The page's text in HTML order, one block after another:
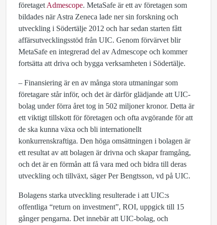
företaget Admescope. MetaSafe är ett av företagen som
bildades när Astra Zeneca lade ner sin forskning och
utveckling i Södertälje 2012 och har sedan starten fått
affärsutvecklingsstöd från UIC. Genom förvärvet blir
MetaSafe en integrerad del av Admescope och kommer
fortsätta att driva och bygga verksamheten i Södertälje.
– Finansiering är en av många stora utmaningar som
företagare står inför, och det är därför glädjande att UIC-
bolag under förra året tog in 502 miljoner kronor. Detta är
ett viktigt tillskott för företagen och ofta avgörande för att
de ska kunna växa och bli internationellt
konkurrenskraftiga. Den höga omsättningen i bolagen är
ett resultat av att bolagen är drivna och skapar framgång,
och det är en förmån att få vara med och bidra till deras
utveckling och tillväxt, säger Per Bengtsson, vd på UIC.
Bolagens starka utveckling resulterade i att UIC:s
offentliga “return on investment”, ROI, uppgick till 15
gånger pengarna. Det innebär att UIC-bolag, och